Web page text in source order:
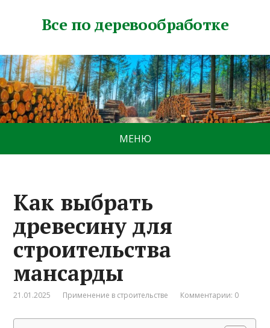
Все по деревообработке
МЕНЮ
Как выбрать
древесину для
строительства
мансарды
21.01.2025 Применение в строительстве Комментарии: 0